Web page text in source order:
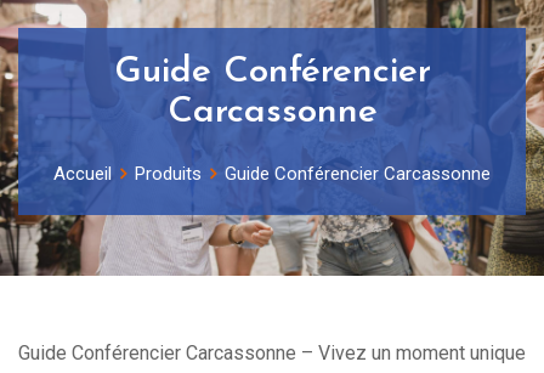
Guide Conférencier
Carcassonne
Accueil Produits Guide Conférencier Carcassonne
Guide Conférencier Carcassonne – Vivez un moment unique